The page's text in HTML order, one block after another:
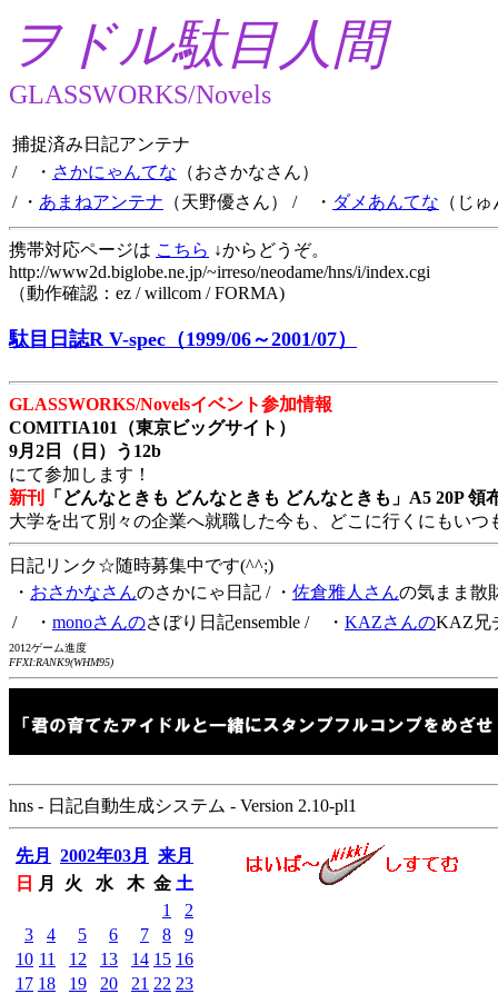
ヲドル駄目人間
GLASSWORKS/Novels
捕捉済み日記アンテナ
/ ・ さかにゃんてな （おさかなさん）
/ ・ あまねアンテナ （天野優さん） / ・ ダメあんてな （じ
携帯対応ページは こちら ↓からどうぞ。
http://www2d.biglobe.ne.jp/~irreso/neodame/hns/i/index.cgi
（動作確認：ez / willcom / FORMA)
駄目日誌R V-spec（1999/06～2001/07）
GLASSWORKS/Novelsイベント参加情報
COMITIA101（東京ビッグサイト）
9月2日（日）う12b
にて参加します！
新刊
「どんなときも どんなときも どんなときも」A5 20P 領
大学を出て別々の企業へ就職した今も、どこに行くにもい
日記リンク☆随時募集中です(^^;)
・ おさかなさんのさかにゃ日記 / ・ 佐倉雅人さんの気まま散
/ ・ monoさんのさぼり日記ensemble / ・ KAZさんのKAZ兄
2012ゲーム進度
FFXI:RANK9(WHM95)
hns - 日記自動生成システム - Version 2.10-pl1
先月 2002年03月
来月
日
月 火 水 木 金 土
1
2
3
4 5 6 7 8
9
10 11 12 13 14 15 16
17 18 19 20 21 22 23